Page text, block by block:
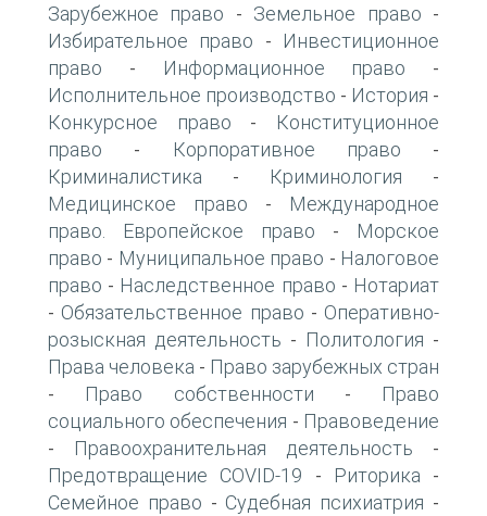
Зарубежное право - Земельное право -
Избирательное право -
Инвестиционное
право - Информационное право -
Исполнительное производство - История -
Конкурсное право -
Конституционное
право - Корпоративное право -
Криминалистика - Криминология -
Медицинское право -
Международное
право. Европейское право -
Морское
право - Муниципальное право - Налоговое
право - Наследственное право - Нотариат
- Обязательственное право - Оперативно-
розыскная деятельность - Политология -
Права человека - Право зарубежных стран
- Право собственности -
Право
социального обеспечения - Правоведение
- Правоохранительная деятельность -
Предотвращение COVID-19 - Риторика -
Семейное право - Судебная психиатрия -